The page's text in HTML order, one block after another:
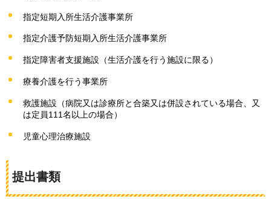
指定短期入所生活介護事業所
指定介護予防短期入所生活介護事業所
指定障害者支援施設（生活介護を行う施設に限る）
療養介護を行う事業所
救護施設（病院又は診療所と合築又は併設されている場合、又
は定員111名以上の場合）
児童心理治療施設
提出書類